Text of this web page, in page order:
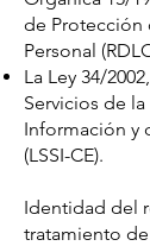
de Protección
Personal
La Ley 34/
Servicios de
Información y
(LSSI-CE).
Identidad del
tratamiento